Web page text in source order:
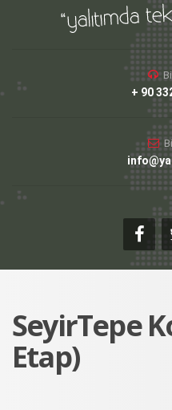
+ 90
SeyirTepe
Etap)